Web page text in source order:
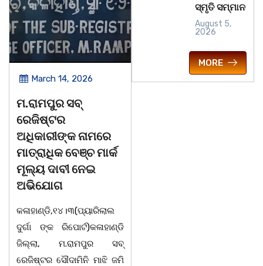
14, 2026
ସବ୍
ନାମରେ
ବେଞ୍ଚ ମାର୍କ
ନେଇ
ରିପୋର୍ଟ)କଳାହାଣ୍ଡି
ମ.ରାମପୁର ସବ୍
ସୌଦାମିନି ମାଝି ଜମି
କୋର୍ଟ ଚାଲାଣ
କରି ବ୍ୟବସାୟ ଚାଲୁଥିବା
ସମ୍ପର୍କରେ କୌଣସି ସୂତ୍ରରୁ
ସୂଚନା ପାଇ କଳାହାଣ୍ଡି ଉତ୍ତର
ବନଖଣ୍ଡ ଅଧୀନ କେଗାଁ ରେଞ୍ଜର
ସ୍ମୃତି ସମ୍ମାନ
August 5,
2026
MORE